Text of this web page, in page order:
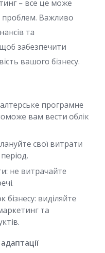
– все це може
проблем. Важливо
та
забезпечити
вашого бізнесу.
програмне
вам вести облік
свої витрати
не витрачайте
бізнесу: виділяйте
та